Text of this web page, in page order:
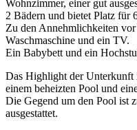
Wohnzimmer, einer gut
2 Bädern und bietet Platz für
Zu den Annehmlichkeiten
Waschmaschine und ein TV.
Ein Babybett und ein
Das Highlight der Unterkunft
einem beheizten Pool und
Die Gegend um den Pool ist
ausgestattet.